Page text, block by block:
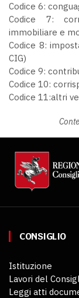
Codice 6:
Codice 7:
immobiliare e
Codice 8:
CIG)
Codice 9:
Codice 10:
Codice 11:altri
CONSIGLIO
Istituzione
Lavori del
Leggi atti